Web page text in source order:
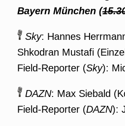
Bayern München (
Sky: Hannes
Shkodran Mustafi
Field-Reporter (Sky):
DAZN: Max Siebald
Field-Reporter (DAZN):